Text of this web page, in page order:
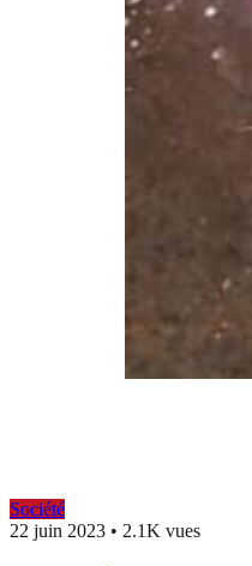
Société
22 juin 2023 • 2.1K vues